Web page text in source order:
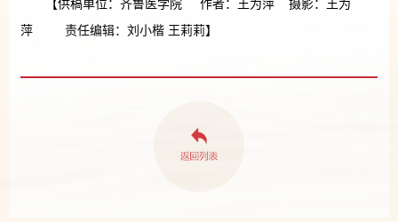
【供稿单位：齐鲁医学院 作者：王为萍 摄影：王为
萍 责任编辑：刘小楷 王莉莉】